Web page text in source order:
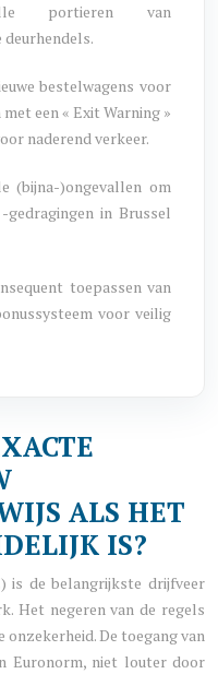
portieren van
bestelwagens voor
een « Exit Warning »
naderend verkeer.
(bijna-)ongevallen om
gedragingen in Brussel
toepassen van
voor veilig
ALS HET
IS?
is de belangrijkste drijfveer
Het negeren van de regels
De toegang van
Euronorm, niet louter door